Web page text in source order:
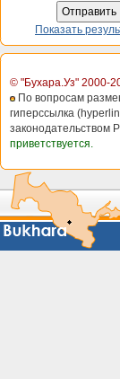
Показать
© "Бухара.Уз" 2000-
По вопросам
гиперссылка
законодательством
приветствуется.